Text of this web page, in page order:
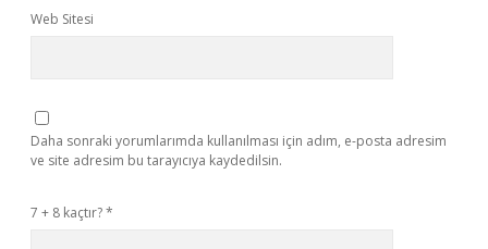
Web Sitesi
Daha sonraki yorumlarımda kullanılması için adım, e-posta adresim
ve site adresim bu tarayıcıya kaydedilsin.
7 + 8 kaçtır?*